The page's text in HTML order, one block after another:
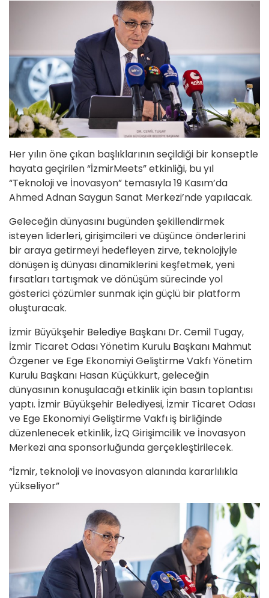
Her yılın öne çıkan başlıklarının seçildiği bir konseptle
hayata geçirilen “İzmirMeets” etkinliği, bu yıl
“Teknoloji ve İnovasyon” temasıyla 19 Kasım’da
Ahmed Adnan Saygun Sanat Merkezi’nde yapılacak.
Geleceğin dünyasını bugünden şekillendirmek
isteyen liderleri, girişimcileri ve düşünce önderlerini
bir araya getirmeyi hedefleyen zirve, teknolojiyle
dönüşen iş dünyası dinamiklerini keşfetmek, yeni
fırsatları tartışmak ve dönüşüm sürecinde yol
gösterici çözümler sunmak için güçlü bir platform
oluşturacak.
İzmir Büyükşehir Belediye Başkanı Dr. Cemil Tugay,
İzmir Ticaret Odası Yönetim Kurulu Başkanı Mahmut
Özgener ve Ege Ekonomiyi Geliştirme Vakfı Yönetim
Kurulu Başkanı Hasan Küçükkurt, geleceğin
dünyasının konuşulacağı etkinlik için basın toplantısı
yaptı. İzmir Büyükşehir Belediyesi, İzmir Ticaret Odası
ve Ege Ekonomiyi Geliştirme Vakfı iş birliğinde
düzenlenecek etkinlik, İzQ Girişimcilik ve İnovasyon
Merkezi ana sponsorluğunda gerçekleştirilecek.
“İzmir, teknoloji ve inovasyon alanında kararlılıkla
yükseliyor”